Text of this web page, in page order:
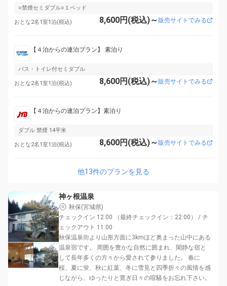
○禁煙セミダブル○１ベッド
おとな2名1室1泊(税込) 8,600円(税込)～販売サイトでみる
【４泊からの連泊プラン】 素泊り
バス・トイレ付セミダブル
おとな2名1室1泊(税込) 8,600円(税込)～販売サイトでみる
【４泊からの連泊プラン】素泊り
ダブル 禁煙 14平米
おとな2名1室1泊(税込) 8,600円(税込)～販売サイトでみる
他13件のプランを見る
神ヶ根温泉
秋保(宮城県)
チェックイン 12:00 （最終チェックイン：22:00） / チ
ェックアウト 11:00
秋保温泉街より山形方面に3kmほど奥まった山中にある
温泉宿です。 周囲を豊かな自然に囲まれ、閑静な宿と
して長年多くの方々から愛されて参りました。 春に
桜、夏に蛍、秋に紅葉、冬に雪見と四季折々の風情を感
じながら、ゆったりと寛ぎ日々の喧騒をお忘れ下さい。